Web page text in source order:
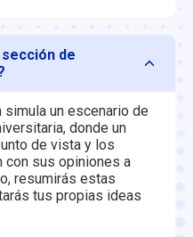
de
un escenario de
donde un
de vista y los
con sus opiniones a
resumirás estas
tus propias ideas